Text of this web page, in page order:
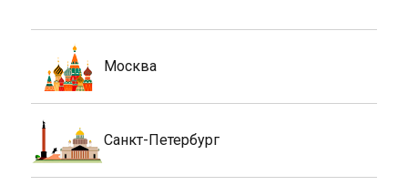
Москва
Санкт-Петербург